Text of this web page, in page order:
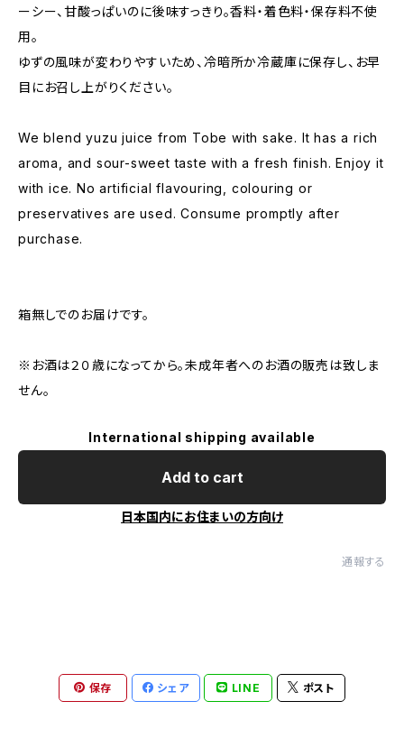
ーシー、甘酸っぱいのに後味すっきり。香料・着色料・保存料不使
用。
ゆずの風味が変わりやすいため、冷暗所か冷蔵庫に保存し、お早
目にお召し上がりください。
We blend yuzu juice from Tobe with sake. It has a rich
aroma, and sour-sweet taste with a fresh finish. Enjoy it
with ice. No artificial flavouring, colouring or
preservatives are used. Consume promptly after
purchase.
箱無しでのお届けです。
※お酒は２０歳になってから。未成年者へのお酒の販売は致しま
せん。
International shipping available
Add to cart
日本国内にお住まいの方向け
通報する
保存 シェア LINE ポスト